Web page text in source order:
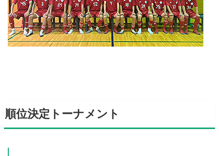
順位決定トーナメント